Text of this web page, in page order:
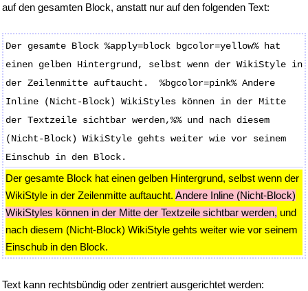
auf den gesamten Block, anstatt nur auf den folgenden Text:
Der gesamte Block %apply=block bgcolor=yellow% hat
einen gelben Hintergrund, selbst wenn der WikiStyle in
der Zeilenmitte auftaucht. %bgcolor=pink% Andere
Inline (Nicht-Block) WikiStyles können in der Mitte
der Textzeile sichtbar werden,%% und nach diesem
(Nicht-Block) WikiStyle gehts weiter wie vor seinem
Einschub in den Block.
Der gesamte Block hat einen gelben Hintergrund, selbst wenn der
WikiStyle in der Zeilenmitte auftaucht. Andere Inline (Nicht-Block)
WikiStyles können in der Mitte der Textzeile sichtbar werden, und
nach diesem (Nicht-Block) WikiStyle gehts weiter wie vor seinem
Einschub in den Block.
Text kann rechtsbündig oder zentriert ausgerichtet werden: